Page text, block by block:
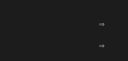
⇒
⇒